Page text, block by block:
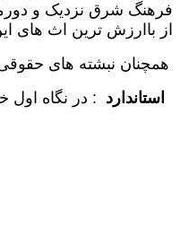
از با‌ارزش ترین اث های
همچنان نبشته های حقوقی
استاندارد : در نگاه اول